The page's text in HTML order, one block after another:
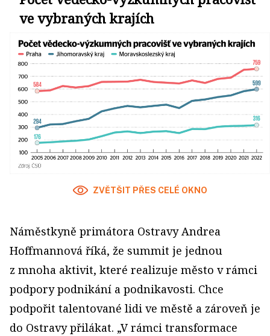
ve vybraných krajích
ZVĚTŠIT PŘES CELÉ OKNO
Náměstkyně primátora Ostravy Andrea
Hoffmannová říká, že summit je jednou
z mnoha aktivit, které realizuje město v rámci
podpory podnikání a podnikavosti. Chce
podpořit talentované lidi ve městě a zároveň je
do Ostravy přilákat. „V rámci transformace